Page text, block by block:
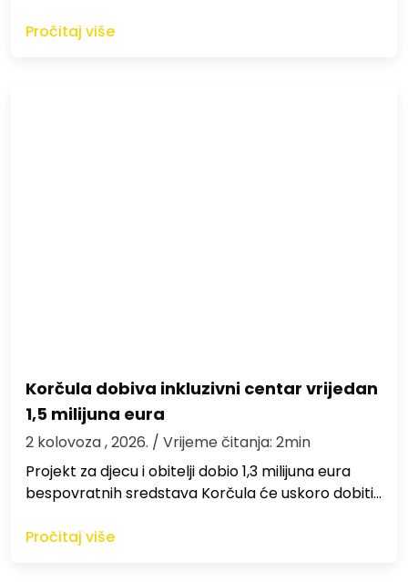
Pročitaj više
Korčula dobiva inkluzivni centar vrijedan
1,5 milijuna eura
2 kolovoza , 2026. / Vrijeme čitanja: 2min
Projekt za djecu i obitelji dobio 1,3 milijuna eura
bespovratnih sredstava Korčula će uskoro dobiti…
Pročitaj više